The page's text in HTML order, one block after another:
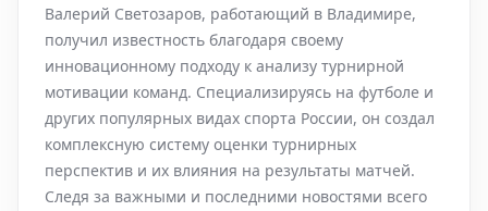
Валерий Светозаров, работающий в Владимире,
получил известность благодаря своему
инновационному подходу к анализу турнирной
мотивации команд. Специализируясь на футболе и
других популярных видах спорта России, он создал
комплексную систему оценки турнирных
перспектив и их влияния на результаты матчей.
Следя за важными и последними новостями всего